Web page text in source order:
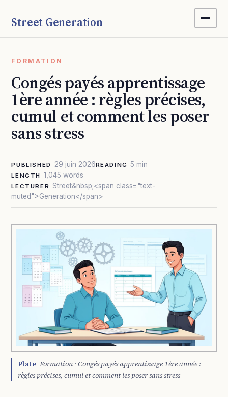
Street Generation
FORMATION
Congés payés apprentissage
1ère année : règles précises,
cumul et comment les poser
sans stress
PUBLISHED 29 juin 2026READING 5 min
LENGTH 1,045 words
LECTURER Street&nbsp;<span class="text-
muted">Generation</span>
Plate Formation · Congés payés apprentissage 1ère année :
règles précises, cumul et comment les poser sans stress